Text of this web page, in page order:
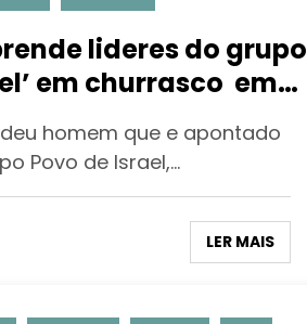
lideres do grupo
em churrasco em
homem que e apontado
Povo de Israel,…
LER MAIS